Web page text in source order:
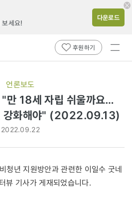
보세요!
다운로드
후원하기
전체
언론보도
만 18세 자립 쉬울까요…
강화해야" (2022.09.13)
2022.09.22
청년 지원방안과 관련한 이일수 굿네
뷰 기사가 게재되었습니다.